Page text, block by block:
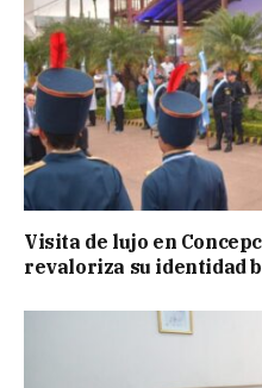
Visita de lujo en
revaloriza su identidad